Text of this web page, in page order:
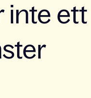
inte ett